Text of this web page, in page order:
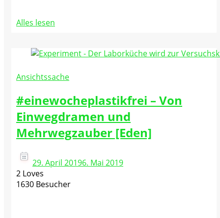
Alles lesen
Ansichtssache
#einewocheplastikfrei – Von
Einwegdramen und
Mehrwegzauber [Eden]
29. April 20196. Mai 2019
2 Loves
1630 Besucher